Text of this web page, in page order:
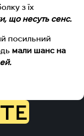
з їх
що несуть сенс.
посильний
мали шанс на